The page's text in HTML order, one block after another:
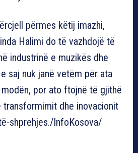
përmes këtij imazhi,
Halimi do të vazhdojë të
industrinë e muzikës dhe
saj nuk janë vetëm për ata
por ato ftojnë të gjithë
dhe inovacionit
shprehjes./InfoKosova/